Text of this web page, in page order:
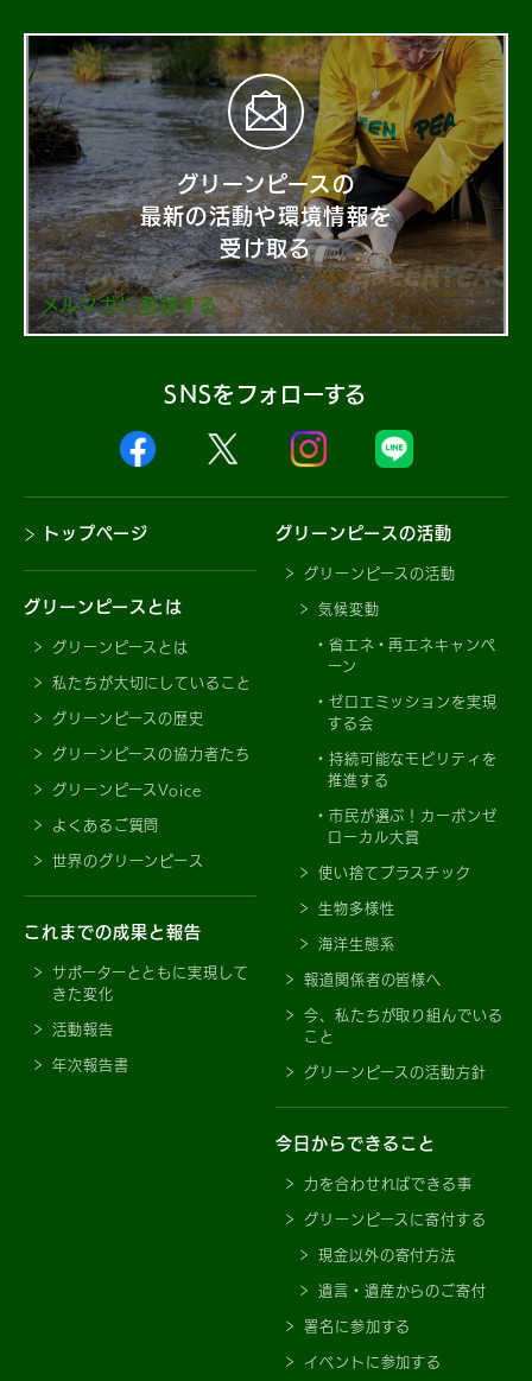
グリーンピースの
最新の活動や環境情報を
受け取る
メルマガに登録する
SNSをフォローする
トップページ
グリーンピースとは
グリーンピースとは
私たちが大切にしていること
グリーンピースの歴史
グリーンピースの協力者たち
グリーンピースVoice
よくあるご質問
世界のグリーンピース
これまでの成果と報告
サポーターとともに実現して
きた変化
活動報告
年次報告書
グリーンピースの活動
グリーンピースの活動
気候変動
省エネ・再エネキャンペ
ーン
ゼロエミッションを実現
する会
持続可能なモビリティを
推進する
市民が選ぶ！カーボンゼ
ローカル大賞
使い捨てプラスチック
生物多様性
海洋生態系
報道関係者の皆様へ
今、私たちが取り組んでいる
こと
グリーンピースの活動方針
今日からできること
力を合わせればできる事
グリーンピースに寄付する
現金以外の寄付方法
遺言・遺産からのご寄付
署名に参加する
イベントに参加する